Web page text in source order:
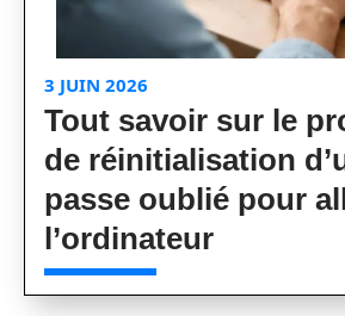
3 JUIN 2026
Tout savoir sur le
de réinitialisation
passe oublié pour
l’ordinateur